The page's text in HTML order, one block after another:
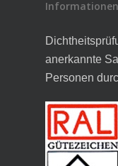
Informationen
anerkannte
Personen